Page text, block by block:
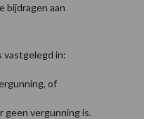
bijdragen aan
vastgelegd in:
of
geen vergunning is.